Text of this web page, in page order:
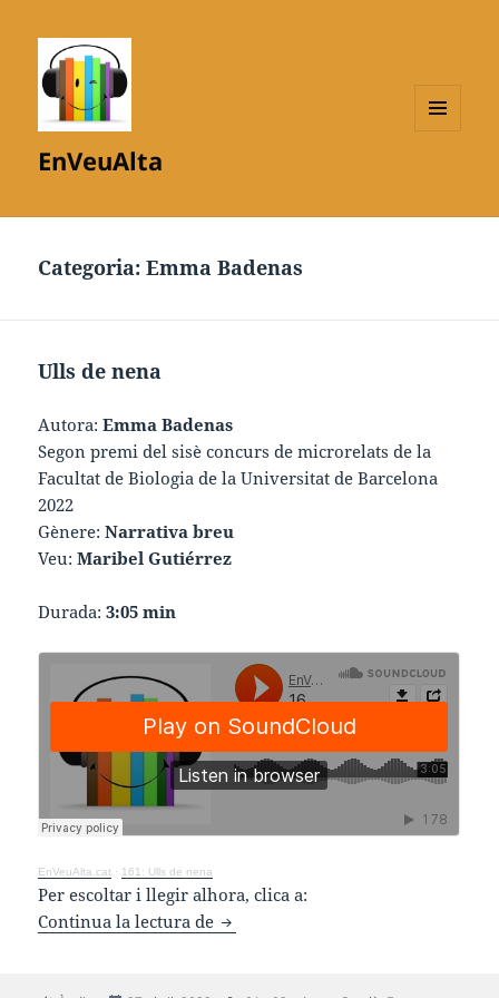
EnVeuAlta
Categoria:Emma Badenas
Ulls de nena
Autora:Emma Badenas
Segon premi del sisè concurs de microrelats de la
Facultat de Biologia de la Universitat de Barcelona
2022
Gènere:Narrativa breu
Veu:Maribel Gutiérrez
Durada:3:05 min
EnVeuAlta.cat · 161: Ulls de nena
Per escoltar i llegir alhora, clica a:
Continua la lectura de Ulls de nena